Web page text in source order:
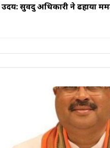
सुवेंदु अधिकारी ने ढहाया